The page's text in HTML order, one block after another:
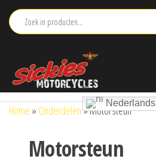
naar
Nederlands
Home » Onderdelen»Motorsteun
Motorsteun